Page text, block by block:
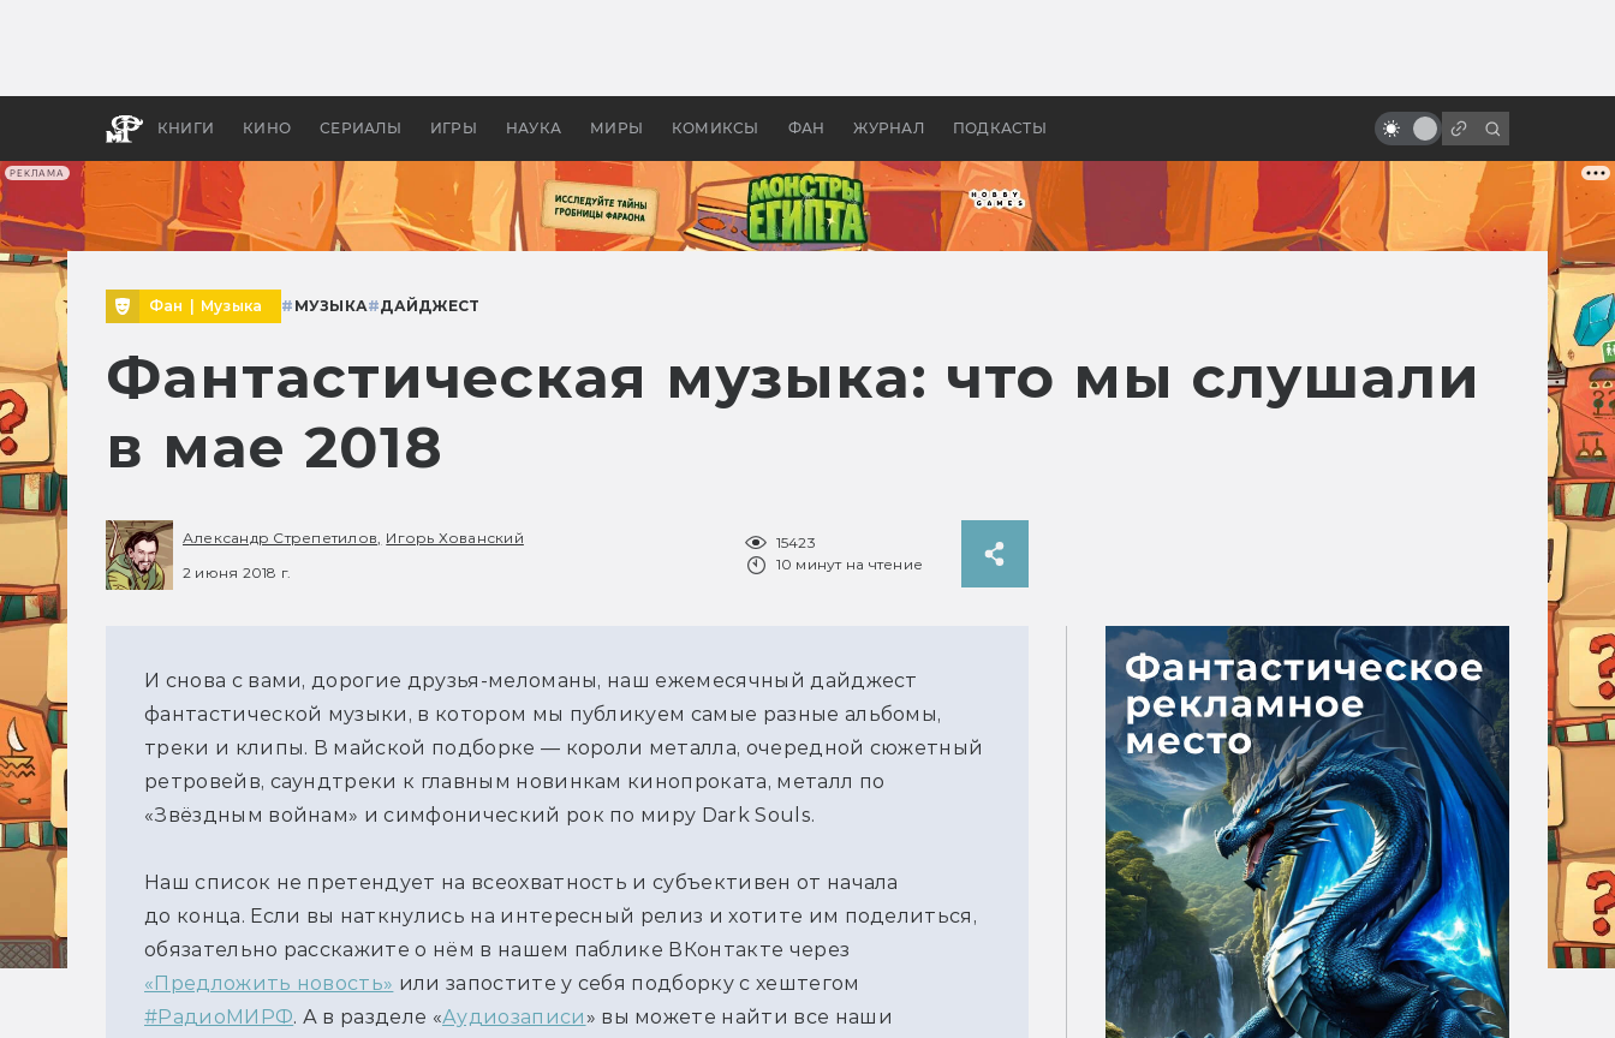
РЕКЛАМА
КНИГИ КИНО СЕРИАЛЫ ИГРЫ НАУКА МИРЫ КОМИКСЫ ФАН ЖУРНАЛ ПОДКАСТЫ
бы «Властелина колец»
Древней Грецией
История жизни Джорджа Лукаса
Фан Музыка # МУЗЫКА#ДАЙДЖЕСТ
Фантастическая музыка: что мы слушали
в мае 2018
Александр Стрепетилов, Игорь Хованский
2 июня 2018 г.
15423
10 минут на чтение
И снова с вами, дорогие друзья-меломаны, наш ежемесячный дайджест
фантастической музыки, в котором мы публикуем самые разные альбомы,
треки и клипы. В майской подборке — короли металла, очередной сюжетный
ретровейв, саундтреки к главным новинкам кинопроката, металл по
«Звёздным войнам» и симфонический рок по миру Dark Souls.
Наш список не претендует на всеохватность и субъективен от начала
до конца. Если вы наткнулись на интересный релиз и хотите им поделиться,
обязательно расскажите о нём в нашем паблике ВКонтакте через
«Предложить новость» или запостите у себя подборку с хештегом
#РадиоМИРФ. А в разделе «Аудиозаписи » вы можете найти все наши